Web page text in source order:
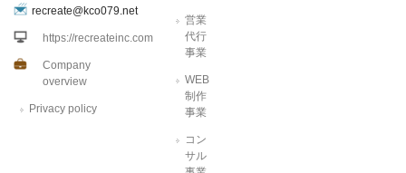
recreate@kco079.net
https://recreateinc.com
Company
overview
Privacy policy
営業
代行
事業
WEB
制作
事業
コン
サル